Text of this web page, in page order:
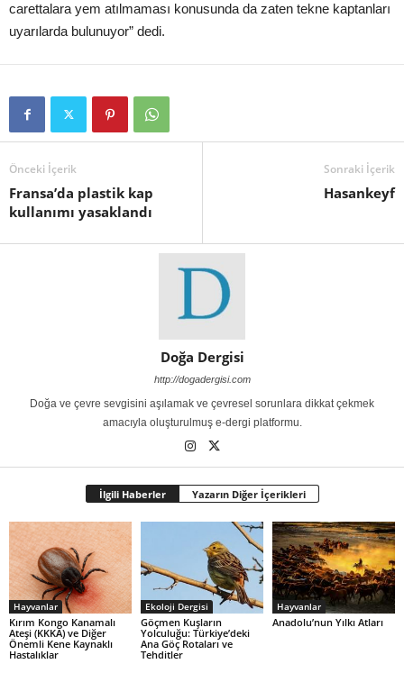
carettalara yem atılmaması konusunda da zaten tekne kaptanları
uyarılarda bulunuyor” dedi.
Önceki İçerik
Fransa’da plastik kap
kullanımı yasaklandı
Sonraki İçerik
Hasankeyf
Doğa Dergisi
http://dogadergisi.com
Doğa ve çevre sevgisini aşılamak ve çevresel sorunlara dikkat çekmek
amacıyla oluşturulmuş e-dergi platformu.
İlgili Haberler Yazarın Diğer İçerikleri
Hayvanlar
Kırım Kongo Kanamalı
Ateşi (KKKA) ve Diğer
Önemli Kene Kaynaklı
Hastalıklar
Ekoloji Dergisi
Göçmen Kuşların
Yolculuğu: Türkiye’deki
Ana Göç Rotaları ve
Tehditler
Hayvanlar
Anadolu’nun Yılkı Atları